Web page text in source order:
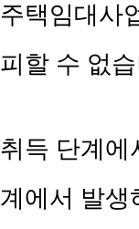
주택임대사
피할 수 없
취득 단계에
계에서 발생